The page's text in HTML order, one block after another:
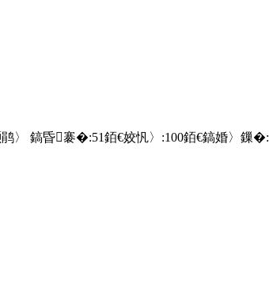
〉 鎬昏褰�:51銆€姣忛〉:100銆€鎬婚〉鏁�: